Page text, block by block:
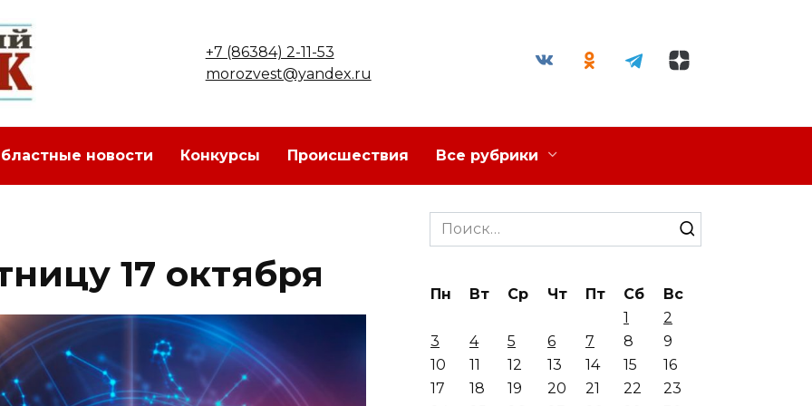
+7 (86384) 2-11-53
morozvest@yandex.ru
новости Конкурсы Происшествия Все рубрики
17 октября
Search
for:
Пн Вт Ср Чт Пт Сб
Вс
1
2
3
4 5 6 7 8
9
10
11 12 13 14 15
16
17
18 19 20 21 22
23